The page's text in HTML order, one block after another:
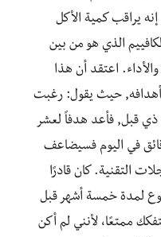
يراقب كمية الأكل
الذي هو من بين
اعتقد أن هذا
أهدافه, حيث يقول: رغبت
قبل, فأعد هدفاً لعشر
في اليوم فسيضاعف
التقنية. كان قادرًا
لمدة خمسة أشهر قبل
ممتعًا، لأنني لم أكن